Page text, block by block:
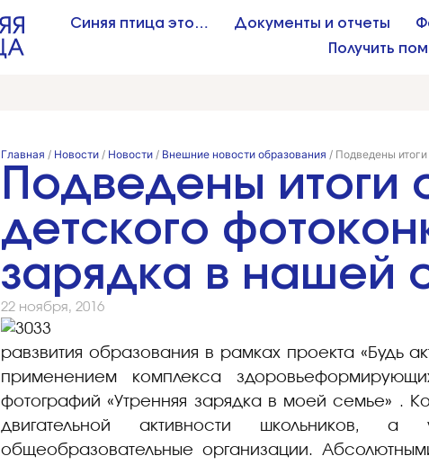
Синяя птица это… Документы и отчеты
Получить
Главная / Новости / Новости / Внешние новости образования / Подведены
Подведены итоги
детского
зарядка в нашей
22 ноября, 2016
равзвития образования в рамках проекта «Будь
применением комплекса
фотографий «Утренняя зарядка в моей семье» .
двигательной активности школьников,
общеобразовательные организации.